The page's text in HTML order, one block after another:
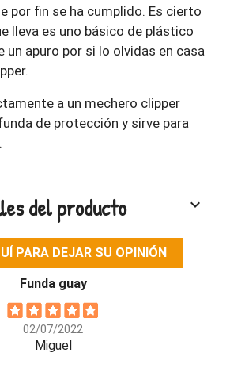
por fin se ha cumplido. Es cierto
lleva es uno básico de plástico
un apuro por si lo olvidas en casa
a un mechero clipper
de protección y sirve para
del producto keyboard_arrow_down
PARA DEJAR SU OPINIÓN
Funda guay
02/07/2022
Miguel